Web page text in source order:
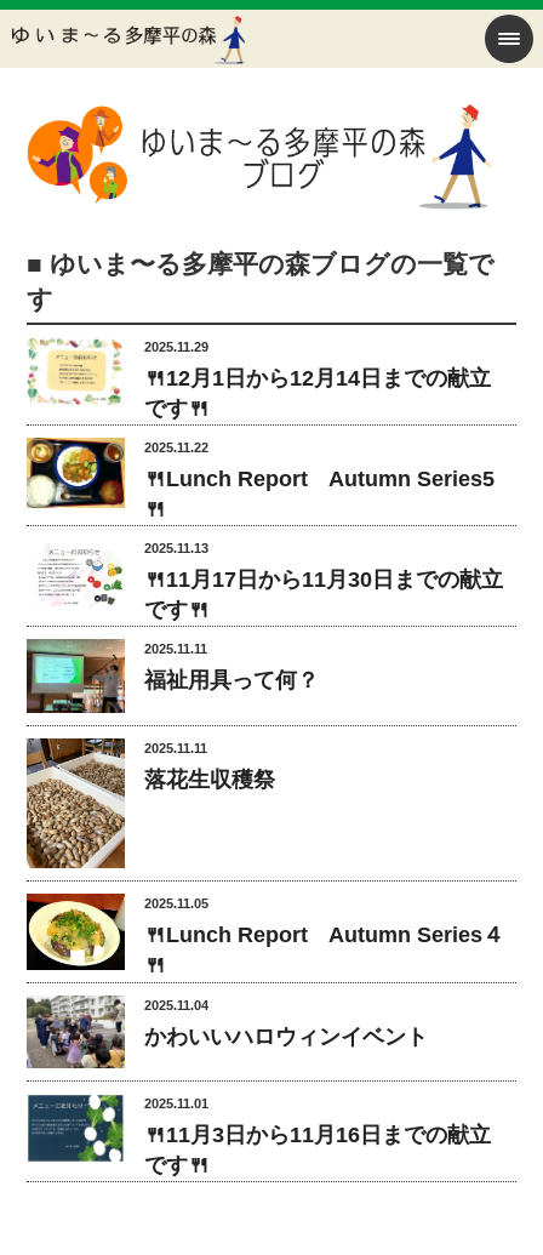
■ ゆいま〜る多摩平の森ブログの一覧で
す
2025.11.29
🍴12月1日から12月14日までの献立
です🍴
2025.11.22
🍴Lunch Report Autumn Series5
🍴
2025.11.13
🍴11月17日から11月30日までの献立
です🍴
2025.11.11
‍‍福祉用具って何？‍‍
2025.11.11
落花生収穫祭
2025.11.05
🍴Lunch Report Autumn Series４
🍴
2025.11.04
かわいいハロウィンイベント
2025.11.01
🍴11月3日から11月16日までの献立
です🍴